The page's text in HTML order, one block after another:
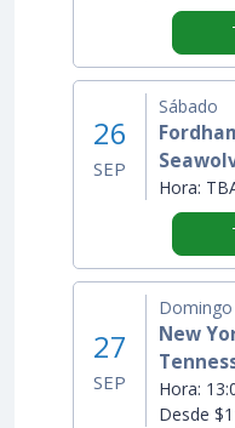
26
SEP
Sábado
Hora:
27
SEP
Domingo
New
Hora:
Desde